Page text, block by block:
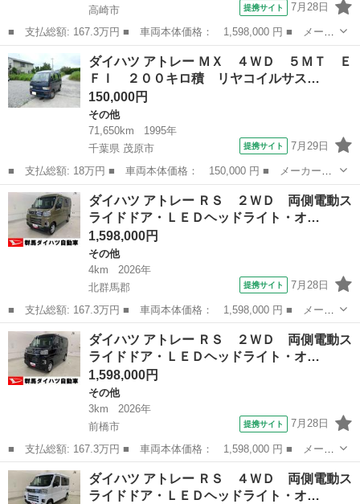
高崎市
提携サイト 7月28日
■ 支払総額: 167.3万円 ■ 車両本体価格： 1,598,000 円 ■ メーカ
ー名： ダイハツ ■ 車種名： アトレー ■ グレード名： ＲＳ
２ＷＤ 両側電動スライドドア・ＬＥＤヘッドライト・オートライ
ト・オート...
群馬 その他
ダイハツ アトレー ＭＸ ４ＷＤ ５ＭＴ Ｅ
ＦＩ ２００キロ積 リヤコイルサス…
150,000円
その他
71,650km
1995年
千葉県 茂原市
提携サイト 7月29日
■ 支払総額: 18万円 ■ 車両本体価格： 150,000 円 ■ メーカー
名： ダイハツ ■ 車種名： アトレー ■ グレード名： ＭＸ ４
ＷＤ ５ＭＴ ＥＦＩ ２００キロ積 リヤコイルサス ■ 排気
量： 660cc ...
千葉 茂原市 その他
ダイハツ アトレー ＲＳ ２ＷＤ 両側電動ス
ライドドア・ＬＥＤヘッドライト・オ…
1,598,000円
その他
4km
2026年
北群馬郡
提携サイト 7月28日
■ 支払総額: 167.3万円 ■ 車両本体価格： 1,598,000 円 ■ メーカ
ー名： ダイハツ ■ 車種名： アトレー ■ グレード名： ＲＳ
２ＷＤ 両側電動スライドドア・ＬＥＤヘッドライト・オートライ
ト・オート...
群馬 北群馬郡
ダイハツ アトレー ＲＳ ２ＷＤ 両側電動ス
ライドドア・ＬＥＤヘッドライト・オ…
1,598,000円
その他
3km
2026年
前橋市
提携サイト 7月28日
■ 支払総額: 167.3万円 ■ 車両本体価格： 1,598,000 円 ■ メーカ
ー名： ダイハツ ■ 車種名： アトレー ■ グレード名： ＲＳ
２ＷＤ 両側電動スライドドア・ＬＥＤヘッドライト・オートライ
ト・オート...
群馬 前橋市 その他
ダイハツ アトレー ＲＳ ４ＷＤ 両側電動ス
ライドドア・ＬＥＤヘッドライト・オ…